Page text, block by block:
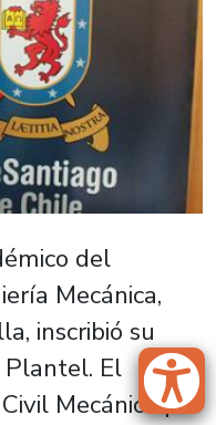
del
Mecánica,
inscribió su
El
Mecánico por